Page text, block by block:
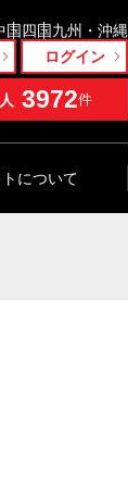
国四国九州・沖縄
ログイン
3972件
について